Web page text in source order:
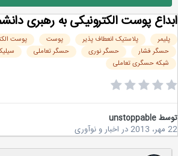
پوست الکترونیکی به رهبری
پلاستیک انعطاف پذیر پوست پوست
حسگر فشار
حسگر نوری حسگر تعاملی سیلیکون
شبکه حسگری تعاملی
unstoppable
دراخبار و نوآوری